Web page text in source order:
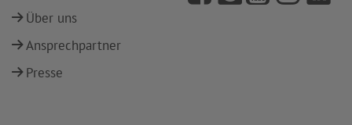
Über uns
Ansprechpartner
Presse